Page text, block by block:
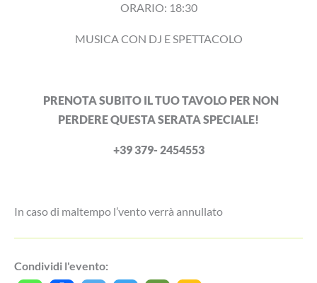
ORARIO: 18:30
MUSICA CON DJ E SPETTACOLO
PRENOTA SUBITO IL TUO TAVOLO PER NON
PERDERE QUESTA SERATA SPECIALE!
+39 379- 2454553
In caso di maltempo l’vento verrà annullato
Condividi l'evento: